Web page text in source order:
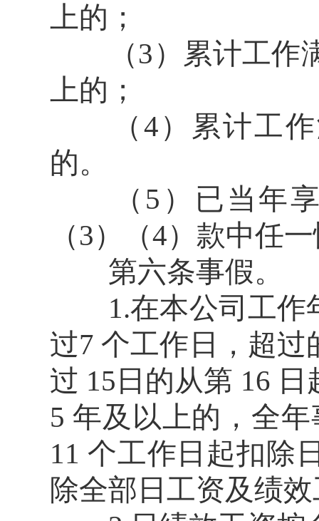
上的；
（3）累计工作满
上的；
（4）累计工作
的。
（5）已当年享
（3）（4）款中任
第六条事假。
1.在本公司工作年
过7 个工作日，超
过 15日的从第 16
5 年及以上的，全
11 个工作日起扣除
除全部日工资及绩